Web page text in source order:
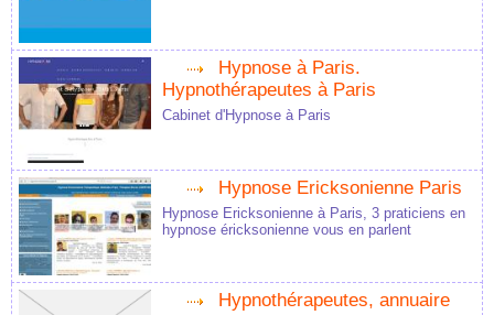
Hypnose à Paris.
Hypnothérapeutes à Paris
Cabinet d'Hypnose à Paris
Hypnose Ericksonienne Paris
Hypnose Ericksonienne à Paris, 3 praticiens en
hypnose éricksonienne vous en parlent
Hypnothérapeutes, annuaire